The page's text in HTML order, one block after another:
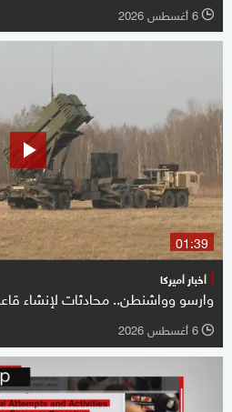
l 6 أغسطس 2026
01:39
أخبار أميركا
وارسو وواشنطن.. محادثات لإنشاء
l 6 أغسطس 2026